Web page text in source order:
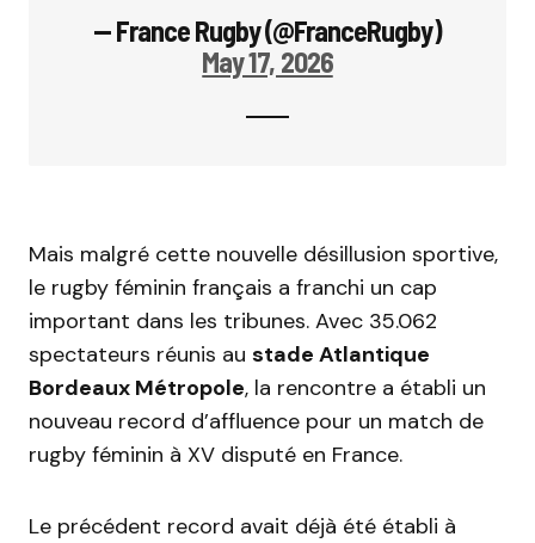
— France Rugby (@FranceRugby)
May 17, 2026
Mais malgré cette nouvelle désillusion sportive,
le rugby féminin français a franchi un cap
important dans les tribunes. Avec 35.062
spectateurs réunis au stade Atlantique
Bordeaux Métropole, la rencontre a établi un
nouveau record d’affluence pour un match de
rugby féminin à XV disputé en France.
Le précédent record avait déjà été établi à